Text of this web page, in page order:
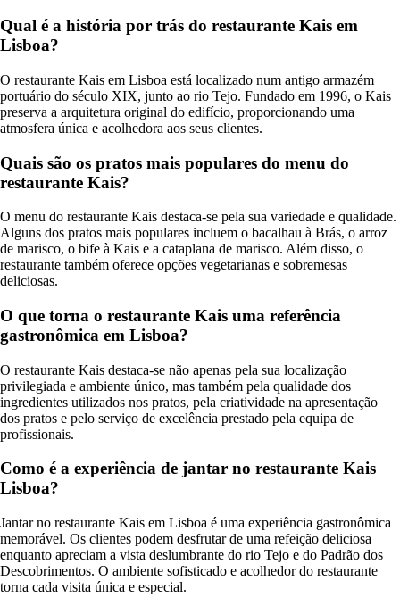
Qual é a história por trás do restaurante Kais em
Lisboa?
O restaurante Kais em Lisboa está localizado num antigo armazém
portuário do século XIX, junto ao rio Tejo. Fundado em 1996, o Kais
preserva a arquitetura original do edifício, proporcionando uma
atmosfera única e acolhedora aos seus clientes.
Quais são os pratos mais populares do menu do
restaurante Kais?
O menu do restaurante Kais destaca-se pela sua variedade e qualidade.
Alguns dos pratos mais populares incluem o bacalhau à Brás, o arroz
de marisco, o bife à Kais e a cataplana de marisco. Além disso, o
restaurante também oferece opções vegetarianas e sobremesas
deliciosas.
O que torna o restaurante Kais uma referência
gastronômica em Lisboa?
O restaurante Kais destaca-se não apenas pela sua localização
privilegiada e ambiente único, mas também pela qualidade dos
ingredientes utilizados nos pratos, pela criatividade na apresentação
dos pratos e pelo serviço de excelência prestado pela equipa de
profissionais.
Como é a experiência de jantar no restaurante Kais
Lisboa?
Jantar no restaurante Kais em Lisboa é uma experiência gastronômica
memorável. Os clientes podem desfrutar de uma refeição deliciosa
enquanto apreciam a vista deslumbrante do rio Tejo e do Padrão dos
Descobrimentos. O ambiente sofisticado e acolhedor do restaurante
torna cada visita única e especial.